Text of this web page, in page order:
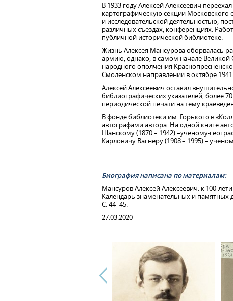
В 1933 году Алексей Алексеевич
картографическую секции Московского
и исследовательской деятельностью,
различных съездах, конференциях.
публичной исторической библиотеке.
Жизнь Алексея Мансурова оборвалась
армию, однако, в самом начале Великой
народного ополчения
Смоленском направлении в октябре 1941
Алексей Алексеевич оставил
библиографических указателей, более
периодической печати на тему
В фонде библиотеки им. Горького в
автографами автора. На одной книге
Шанскому (1870 – 1942) –ученому-
Карловичу Вагнеру (1908 – 1995) –
Биография написана по материалам:
Мансуров Алексей Алексеевич: к 100-
Календарь знаменательных и памятных
С. 44–45.
27.03.2020